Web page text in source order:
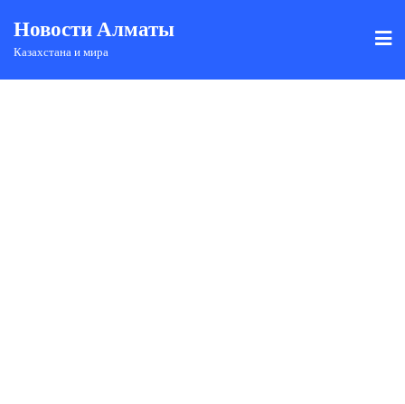
Новости Алматы
Казахстана и мира